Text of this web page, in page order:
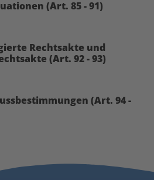
(Art. 85 - 91)
Rechtsakte und
(Art. 92 - 93)
(Art. 94 -